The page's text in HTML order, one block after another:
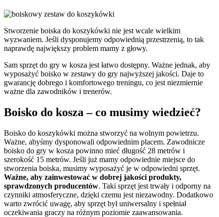
Stworzenie boiska do koszykówki nie jest wcale wielkim
wyzwaniem. Jeśli dysponujemy odpowiednią przestrzenią, to tak
naprawdę największy problem mamy z głowy.
Sam sprzęt do gry w kosza jest łatwo dostępny. Ważne jednak, aby
wyposażyć boisko w zestawy do gry najwyższej jakości. Daje to
gwarancję dobrego i komfortowego treningu, co jest niezmiernie
ważne dla zawodników i trenerów.
Boisko do kosza – co musimy wiedzieć?
Boisko do koszykówki można stworzyć na wolnym powietrzu.
Ważne, abyśmy dysponowali odpowiednim placem. Zawodnicze
boisko do gry w kosza powinno mieć długość 28 metrów i
szerokość 15 metrów. Jeśli już mamy odpowiednie miejsce do
stworzenia boiska, musimy wyposażyć je w odpowiedni sprzęt.
Ważne, aby zainwestować w dobrej jakości produkty,
sprawdzonych producentów. Taki sprzęt jest trwały i odporny na
czynniki atmosferyczne, dzięki czemu jest niezawodny. Dodatkowo
warto zwrócić uwagę, aby sprzęt był uniwersalny i spełniał
oczekiwania graczy na różnym poziomie zaawansowania.